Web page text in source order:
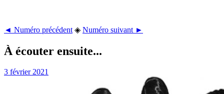
◄ Numéro précédent ◈ Numéro suivant ►
À écouter ensuite...
3 février 2021